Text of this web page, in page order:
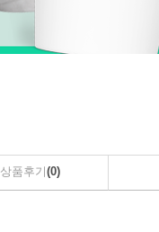
상품후기 (0)